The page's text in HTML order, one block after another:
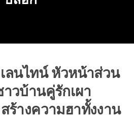
ลนไทน์ หัวหน้าส่วน
วบ้านคู่รักเผา
ร้างความฮาทั้งงาน